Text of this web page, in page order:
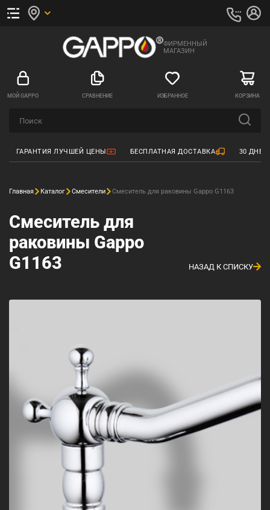
ФИРМЕННЫЙ
МАГАЗИН
МОЙ GAPPO СРАВНЕНИЕ ИЗБРАННОЕ КОРЗИНА
ГАРАНТИЯ ЛУЧШЕЙ ЦЕНЫ БЕСПЛАТНАЯ ДОСТАВКА 30
Главная Каталог Смесители Смеситель для раковины Gappo G1163
Смеситель для
раковины Gappo
G1163
НАЗАД К СПИСКУ